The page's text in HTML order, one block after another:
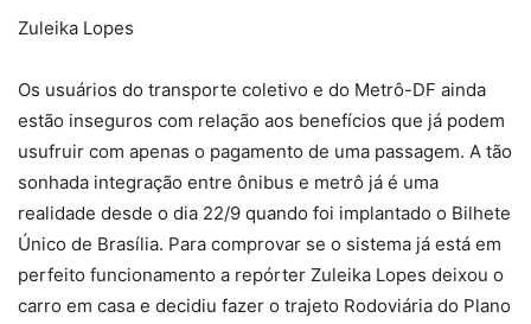
Zuleika Lopes
Os usuários do transporte coletivo e do Metrô-DF ainda
estão inseguros com relação aos benefícios que já podem
usufruir com apenas o pagamento de uma passagem. A tão
sonhada integração entre ônibus e metrô já é uma
realidade desde o dia 22/9 quando foi implantado o Bilhete
Único de Brasília. Para comprovar se o sistema já está em
perfeito funcionamento a repórter Zuleika Lopes deixou o
carro em casa e decidiu fazer o trajeto Rodoviária do Plano